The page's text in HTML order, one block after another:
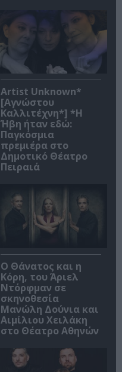
Artist Unknown*
[Αγνώστου
Καλλιτέχνη*] *Η
Ήβη ήταν εδώ:
Παγκόσμια
πρεμιέρα στο
Δημοτικό Θέατρο
Πειραιά
Ο Θάνατος και η
Κόρη, του Άριελ
Ντόρφμαν σε
σκηνοθεσία
Μανώλη Δούνια και
Αιμίλιου Χειλάκη
στο Θέατρο Αθηνών